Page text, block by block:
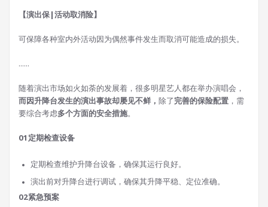
【演出保|活动取消险】
可保障各种室内外活动因为偶然事件发生而取消可能造成的损失。
......
随着演出市场如火如荼的发展着，很多明星艺人都在举办演唱会，
而因升降台发生的演出事故却屡见不鲜， 除了完善的保险配置 ，需
要综合考虑多个方面的安全措施。
01 定期检查设备
定期检查维护升降台设备，确保其运行良好。
演出前对升降台进行调试，确保其升降平稳、定位准确。
02紧急预案